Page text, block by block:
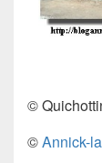
©
©Annick-